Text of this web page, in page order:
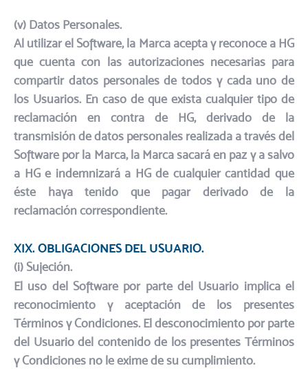
(v) Datos Personales.​
Al utilizar el Software, la Marca acepta y reconoce a HG
que cuenta con las autorizaciones necesarias para
compartir datos personales de todos y cada uno de
los Usuarios. En caso de que exista cualquier tipo de
reclamación en contra de HG, derivado de la
transmisión de datos personales realizada a través del
Software por la Marca, la Marca sacará en paz y a salvo
a HG e indemnizará a HG de cualquier cantidad que
éste haya tenido que pagar derivado de la
reclamación correspondiente.
XIX. OBLIGACIONES DEL USUARIO.​
(i) Sujeción.​
El uso del Software por parte del Usuario implica el
reconocimiento y aceptación de los presentes
Términos y Condiciones. El desconocimiento por parte
del Usuario del contenido de los presentes Términos
y Condiciones no le exime de su cumplimiento.